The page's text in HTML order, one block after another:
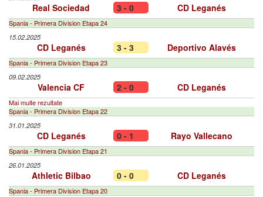
Real Sociedad 3 - 0 CD Leganés
Spania - Primera Division Etapa 24
15.02.2025
CD Leganés 3 - 3 Deportivo Alavés
Spania - Primera Division Etapa 23
09.02.2025
Valencia CF 2 - 0 CD Leganés
Mai multe rezultate
Spania - Primera Division Etapa 22
31.01.2025
CD Leganés 0 - 1 Rayo Vallecano
Spania - Primera Division Etapa 21
26.01.2025
Athletic Bilbao 0 - 0 CD Leganés
Spania - Primera Division Etapa 20